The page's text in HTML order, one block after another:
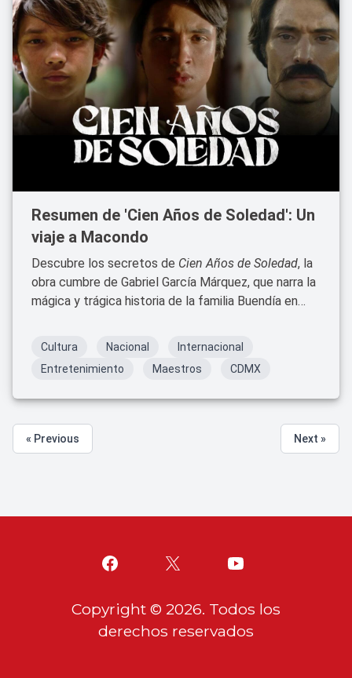
Resumen de 'Cien Años de Soledad': Un
viaje a Macondo
Descubre los secretos de Cien Años de Soledad, la
obra cumbre de Gabriel García Márquez, que narra la
mágica y trágica historia de la familia Buendía en
Cultura Nacional
Internacional
Entretenimiento
Maestros CDMX
« Previous Next »
Copyright © 2026. Todos los
derechos reservados